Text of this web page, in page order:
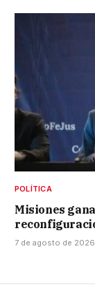
POLÍTICA
Misiones
7 de agosto de 2026